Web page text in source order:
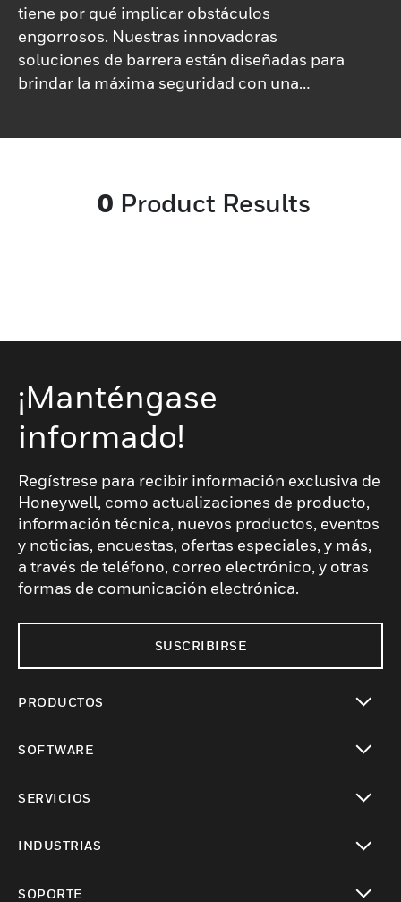
tiene por qué implicar obstáculos
engorrosos. Nuestras innovadoras
soluciones de barrera están diseñadas para
brindar la máxima seguridad con una
de protección contra caídas de Honeywell
manufactura y la energía. Con materiales
estrictos estándares de seguridad,
Honeywell garantiza un lugar de trabajo
más seguro para todos.
0 Product Results
¡Manténgase
informado!
Regístrese para recibir información exclusiva de
Honeywell, como actualizaciones de producto,
información técnica, nuevos productos, eventos
y noticias, encuestas, ofertas especiales, y más,
a través de teléfono, correo electrónico, y otras
formas de comunicación electrónica.
SUSCRIBIRSE
PRODUCTOS
SOFTWARE
SERVICIOS
INDUSTRIAS
SOPORTE